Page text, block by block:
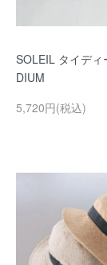
SOLEIL タイデ
DIUM
5,720円(税込)